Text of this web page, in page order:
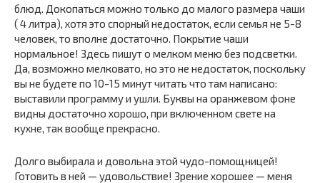
блюд. Докопаться можно только до малого размера чаши
( 4 литра), хотя это спорный недостаток, если семья не 5-8
человек, то вполне достаточно. Покрытие чаши
нормальное! Здесь пишут о мелком меню без подсветки.
Да, возможно мелковато, но это не недостаток, поскольку
вы не будете по 10-15 минут читать что там написано:
выставили программу и ушли. Буквы на оранжевом фоне
видны достаточно хорошо, при включенном свете на
кухне, так вообще прекрасно.
Долго выбирала и довольна этой чудо-помощницей!
Готовить в ней — удовольствие! Зрение хорошее — меня